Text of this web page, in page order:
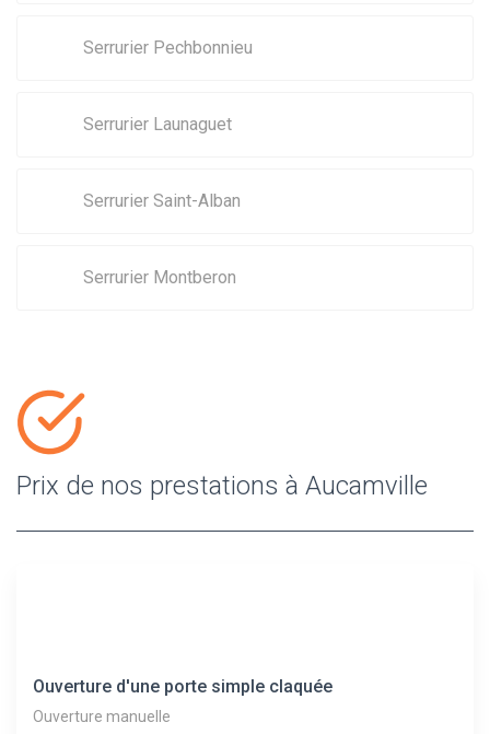
Serrurier Pechbonnieu
Serrurier Launaguet
Serrurier Saint-Alban
Serrurier Montberon
Prix de nos prestations à Aucamville
Ouverture d'une porte simple claquée
Ouverture manuelle